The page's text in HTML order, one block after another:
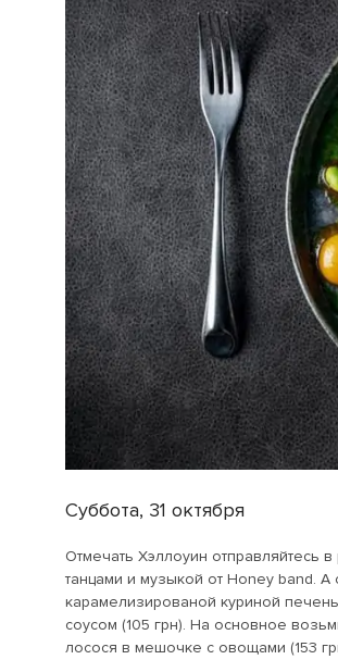
Суббота, 31 октября
Отмечать Хэллоуин отправляйтесь в
танцами и музыкой от Нoney band. А
карамелизированой куриной
соусом (105 грн). На основное
лосося в мешочке с овощами (153